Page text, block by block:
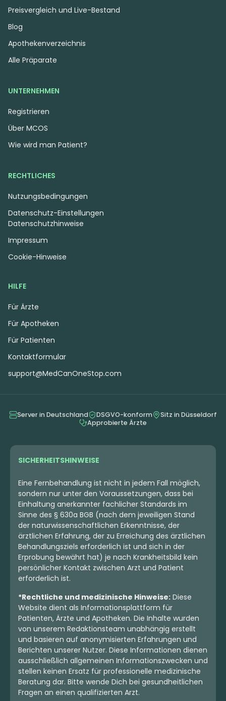
Preisvergleich und Live-Bestand
Blog
Apothekenverzeichnis
Alle Präparate
UNTERNEHMEN
Registrieren
Über MCOS
Wie wird man Patient?
HILFE
Für Ärzte
Für Apotheken
Für Patienten
Kontaktformular
support@MedCanOneStop.com
RECHTLICHES
Nutzungsbedingungen
Datenschutzhinweise
Impressum
Cookie-Hinweise
Datenschutz-Einstellungen
Server in Deutschland DSGVO-konform
Sitz in Düsseldorf
Approbierte Ärzte
SICHERHEITSHINWEISE
Eine Fernbehandlung ist nicht in jedem Fall möglich,
sondern nur unter den Voraussetzungen, dass bei
Einhaltung anerkannter fachlicher Standards im
Sinne des § 630a BGB (nach dem jeweiligen Stand
der naturwissenschaftlichen Erkenntnisse, der
ärztlichen Erfahrung, der zu Erreichung des ärztlichen
Behandlungsziels erforderlich ist und sich in der
Erprobung bewährt hat) je nach Krankheitsbild kein
persönlicher Kontakt zwischen Arzt und Patient
erforderlich ist.
*Rechtliche und medizinische Hinweise: Diese
Website dient als Informationsplattform für
Patienten, Ärzte und Apotheken. Die Inhalte wurden
von unserem Redaktionsteam unabhängig erstellt
und basieren auf anonymisierten Erfahrungen und
Berichten unserer Nutzer. Diese Informationen dienen
ausschließlich allgemeinen Informationszwecken und
stellen keinen Ersatz für professionelle medizinische
Beratung dar. Bitte wende Dich bei gesundheitlichen
Fragen an einen qualifizierten Arzt.